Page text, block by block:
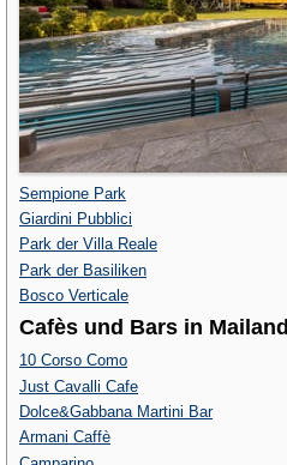
Sempione Park
Giardini Pubblici
Park der Villa Reale
Park der Basiliken
Bosco Verticale
Cafès und Bars in Mailand
10 Corso Como
Just Cavalli Cafe
Dolce&Gabbana Martini Bar
Armani Caffè